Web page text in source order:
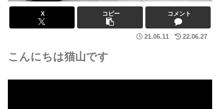
X コピー コメント
21.06.11 22.06.27
こんにちは猫山です